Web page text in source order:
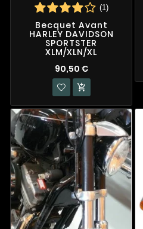
(1)
Becquet Avant
HARLEY DAVIDSON
SPORTSTER
XLM/XLN/XL
90,50 €
